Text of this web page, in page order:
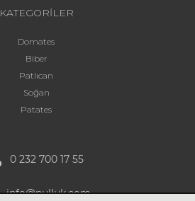
KATEGORİLER
Domates
Biber
Patlıcan
Soğan
Patates
0 232 700 17 55
info@pulluk.com